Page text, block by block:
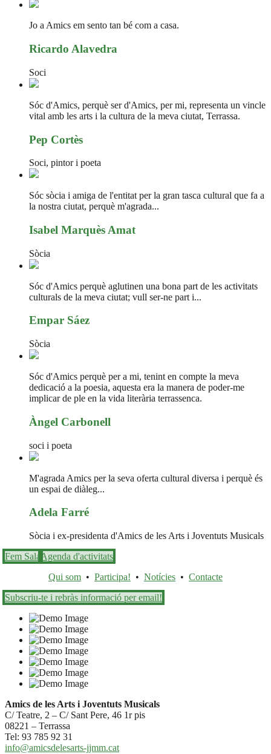
Jo a Amics em sento tan bé com a casa.
Ricardo Alavedra
Soci
Sóc d'Amics, perquè ser d'Amics, per mi, representa un vincle
vital amb les arts i la cultura de la meva ciutat, Terrassa.
Pep Cortès
Soci, pintor i poeta
Sóc sòcia i amiga de l'entitat per la gran tasca cultural que fa a
la nostra ciutat, perquè m'agrada...
Isabel Marquès Amat
Sòcia
Sóc d'Amics perquè aglutinen una bona part de les activitats
culturals de la meva ciutat; vull ser-ne part i...
Empar Sáez
Sòcia
Sóc d'Amics perquè per a mi, tenint en compte la meva
dedicació a la poesia, aquesta era la manera de poder-me
implicar de ple en la vida literària terrassenca.
Àngel Carbonell
soci i poeta
M'agrada Amics per la seva oferta cultural diversa i perquè és
un espai de diàleg...
Adela Farré
Sòcia i ex-presidenta d'Amics de les Arts i Joventuts Musicals
Fem Sala Agenda d'activitats
Qui som • Participa! • Notícies • Contacte
Subscriu-te i rebràs informació per email!
Amics de les Arts i Joventuts Musicals
C/ Teatre, 2 – C/ Sant Pere, 46 1r pis
08221 – Terrassa
Tel: 93 785 92 31
info@amicsdelesarts-jjmm.cat